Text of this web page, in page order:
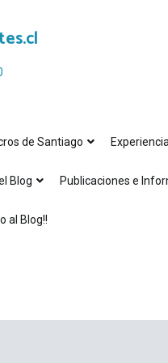
de Santiago
Blog Publicaciones e
al Blog!!